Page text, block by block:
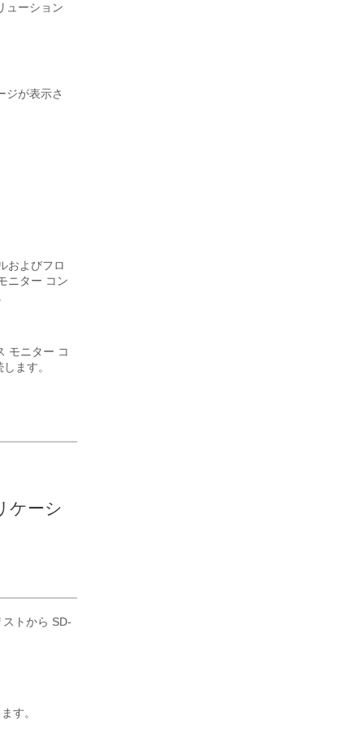
ューション
ジが表示さ
およびフロ
ニター コン
モニター コ
ます。
ケーシ
トから SD-
す。